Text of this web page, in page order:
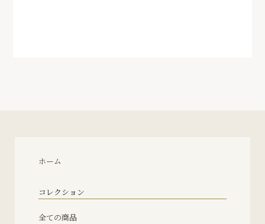
ホーム
コレクション
全ての商品